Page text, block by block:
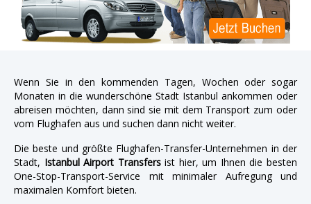
Wenn Sie in den kommenden Tagen, Wochen oder sogar
Monaten in die wunderschöne Stadt Istanbul ankommen oder
abreisen möchten, dann sind sie mit dem Transport zum oder
vom Flughafen aus und suchen dann nicht weiter.
Die beste und größte Flughafen-Transfer-Unternehmen in der
Stadt, Istanbul Airport Transfersist hier, um Ihnen die besten
One-Stop-Transport-Service mit minimaler Aufregung und
maximalen Komfort bieten.